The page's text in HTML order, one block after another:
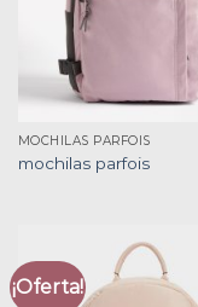
MOCHILAS PARFOIS
mochilas parfois
¡Oferta!